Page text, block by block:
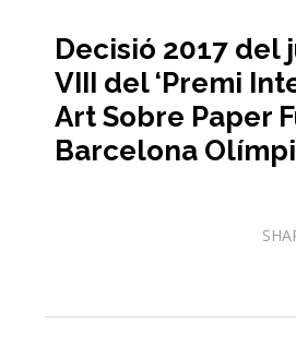
Decisió 2017 del
VIII del ‘Premi
Art Sobre Paper
Barcelona